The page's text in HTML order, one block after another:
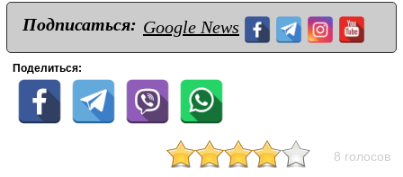
Подписаться: Google News
Поделиться:
8 голосов